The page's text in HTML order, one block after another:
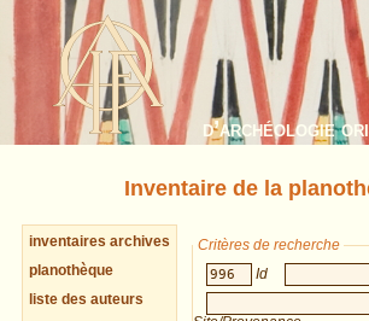
d’archéologie
Inventaire de la
inventaires archives
planothèque
liste des auteurs
Critères de recherche
Id